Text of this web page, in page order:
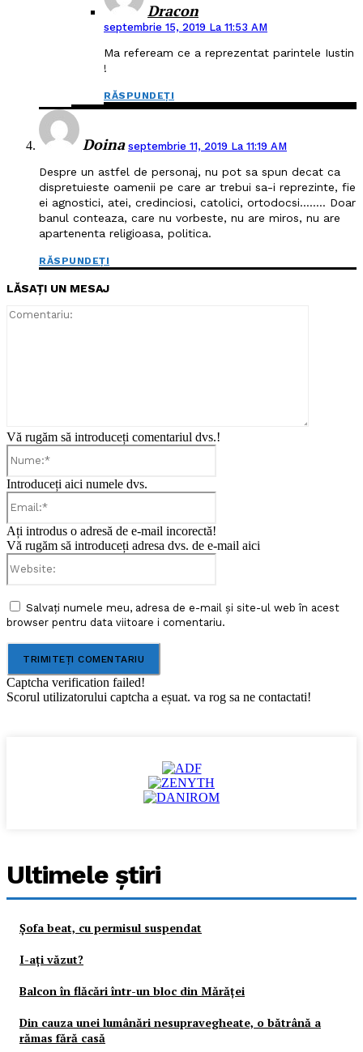
Dracon
septembrie 15, 2019 La 11:53 AM
Ma refeream ce a reprezentat parintele Iustin
!
RĂSPUNDEȚI
Doina septembrie 11, 2019 La 11:19 AM
Despre un astfel de personaj, nu pot sa spun decat ca
dispretuieste oamenii pe care ar trebui sa-i reprezinte, fie
ei agnostici, atei, credinciosi, catolici, ortodocsi…….. Doar
banul conteaza, care nu vorbeste, nu are miros, nu are
apartenenta religioasa, politica.
RĂSPUNDEȚI
LĂSAȚI UN MESAJ
Vă rugăm să introduceți comentariul dvs.!
Introduceți aici numele dvs.
Ați introdus o adresă de e-mail incorectă!
Vă rugăm să introduceți adresa dvs. de e-mail aici
Salvați numele meu, adresa de e-mail și site-ul web în acest
browser pentru data viitoare i comentariu.
Captcha verification failed!
Scorul utilizatorului captcha a eșuat. va rog sa ne contactati!
Ultimele ştiri
Şofa beat, cu permisul suspendat
I-aţi văzut?
Balcon în flăcări într-un bloc din Mărăţei
Din cauza unei lumânări nesupravegheate, o bătrână a
rămas fără casă